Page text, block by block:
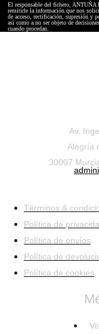
El responsable del fichero, ANTUÑA
remitirle la información que nos
de acceso, rectificación, supresión y
así como a no ser objeto de
cuando procedan.
Av.
Alegría
30007
Términos &
Política de
Política de envíos
Política de
Política de cookies